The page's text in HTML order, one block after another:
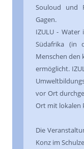
Souloud und
Gagen.
IZULU -
Südafrika (in
Menschen den
ermöglicht.
vor Ort
Ort mit lokalen
Die
Konz im